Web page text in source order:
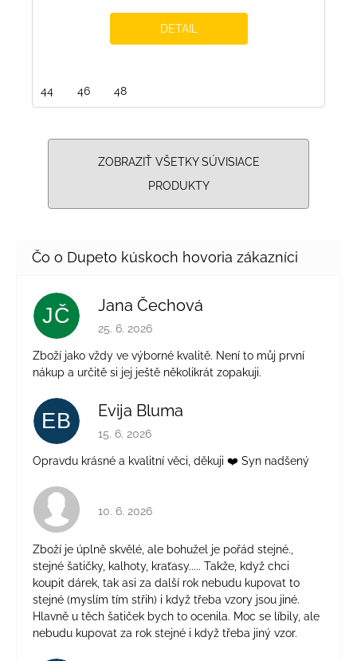
DETAIL
44 46 48
ZOBRAZIŤ VŠETKY SÚVISIACE
PRODUKTY
JČ Jana Čechová
Hodnotenie obchodu je 5 z 5 hviezdičiek.
25. 6. 2026
Zboží jako vždy ve výborné kvalitě. Není to můj první
nákup a určitě si jej ještě několikrát zopakuji.
EB Evija Bluma
Hodnotenie obchodu je 5 z 5 hviezdičiek.
15. 6. 2026
Opravdu krásné a kvalitní věci, děkuji ❤️ Syn nadšený
Hodnotenie obchodu je 4 z 5 hviezdičiek.
10. 6. 2026
Zboží je úplně skvělé, ale bohužel je pořád stejné.,
stejné šatičky, kalhoty, kraťasy..... Takže, když chci
koupit dárek, tak asi za další rok nebudu kupovat to
stejné (myslím tím střih) i když třeba vzory jsou jiné.
Hlavně u těch šatiček bych to ocenila. Moc se líbily, ale
nebudu kupovat za rok stejné i když třeba jiný vzor.